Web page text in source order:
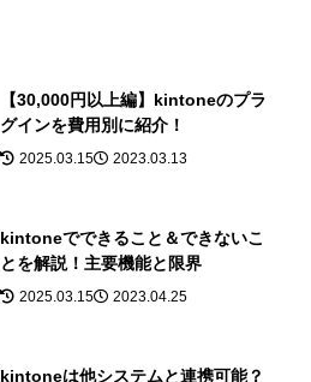
【30,000円以上編】kintoneのプラ
グインを費用別に紹介！
2025.03.15 2023.03.13
kintoneでできること＆できないこ
とを解説！主要機能と限界
2025.03.15 2023.04.25
kintoneは他システムと連携可能？